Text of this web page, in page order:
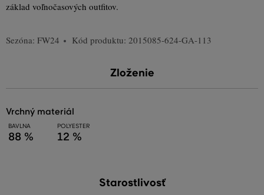
základ voľnočasových outfitov.
Sezóna: FW24 Kód produktu: 2015085-624-GA-113
Zloženie
vrchný materiál
BAVLNA
88 %
POLYESTER
12 %
Starostlivosť